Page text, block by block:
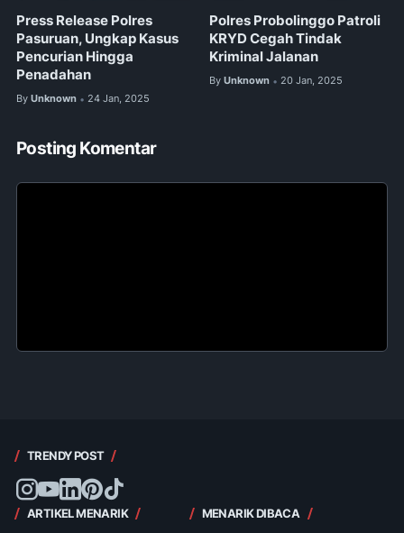
Press Release Polres
Pasuruan, Ungkap Kasus
Pencurian Hingga
Penadahan
By Unknown • 24 Jan, 2025
Polres Probolinggo Patroli
KRYD Cegah Tindak
Kriminal Jalanan
By Unknown • 20 Jan, 2025
Posting Komentar
TRENDY POST
ARTIKEL MENARIK MENARIK DIBACA